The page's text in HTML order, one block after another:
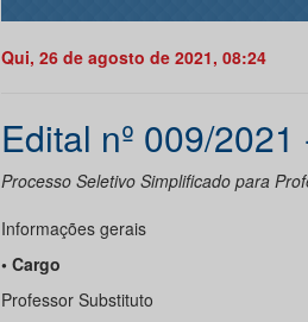
Qui, 26 de agosto de 2021, 08:24
Edital nº 009/
Processo Seletivo Simplificado para
Informações gerais
• Cargo
Professor Substituto